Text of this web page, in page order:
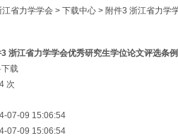
江省力学学会 > 下载中心 > 附件3 浙江省力学
3 浙江省力学学会优秀研究生学位论文评选条例
下载
次
07-09 15:06:54
07-09 15:06:54